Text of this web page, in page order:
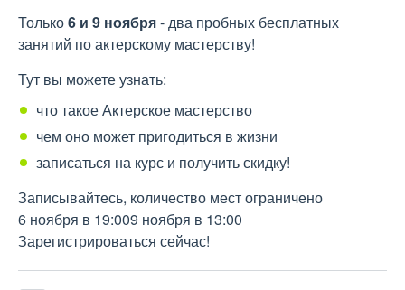
Только6 и 9 ноября- два пробных бесплатных
занятий по актерскому мастерству!
Тут вы можете узнать:
что такое Актерское мастерство
чем оно может пригодиться в жизни
записаться на курс и получить скидку!
Записывайтесь, количество мест ограничено
6 ноября в 19:009 ноября в 13:00
Зарегистрироваться сейчас!